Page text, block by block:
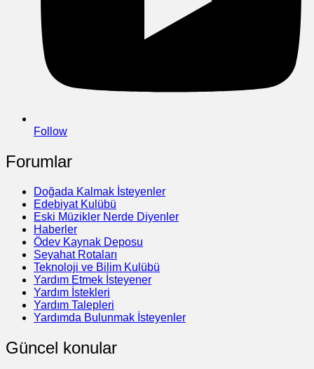
Follow
Forumlar
Doğada Kalmak İsteyenler
Edebiyat Kulübü
Eski Müzikler Nerde Diyenler
Haberler
Ödev Kaynak Deposu
Seyahat Rotaları
Teknoloji ve Bilim Kulübü
Yardım Etmek İsteyener
Yardım İstekleri
Yardım Talepleri
Yardımda Bulunmak İsteyenler
Güncel konular